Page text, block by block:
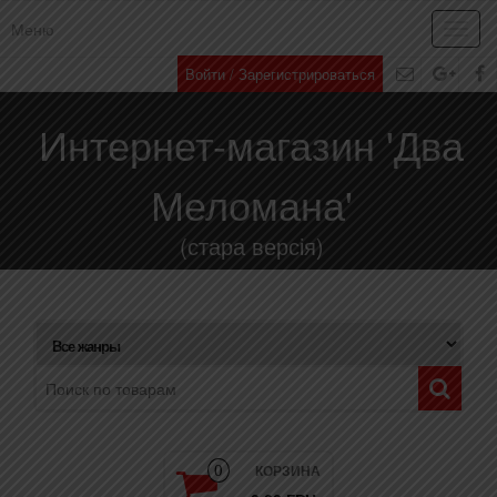
Меню
Войти / Зарегистрироваться
Интернет-магазин 'Два
Меломана'
(стара версія)
0 КОРЗИНА